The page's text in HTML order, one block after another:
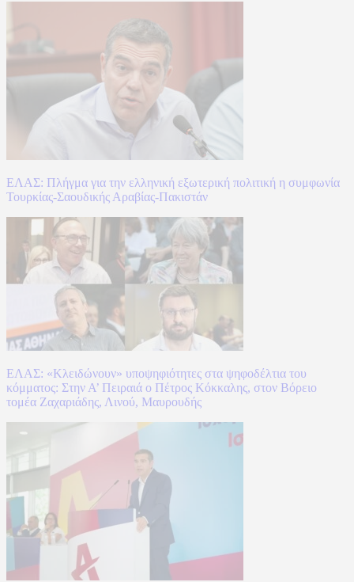
ΕΛΑΣ: Πλήγμα για την ελληνική εξωτερική πολιτική η συμφωνία
Τουρκίας-Σαουδικής Αραβίας-Πακιστάν
ΕΛΑΣ: «Κλειδώνουν» υποψηφιότητες στα ψηφοδέλτια του
κόμματος: Στην Α’ Πειραιά ο Πέτρος Κόκκαλης, στον Βόρειο
τομέα Ζαχαριάδης, Λινού, Μαυρουδής